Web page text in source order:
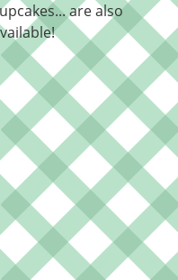
are also